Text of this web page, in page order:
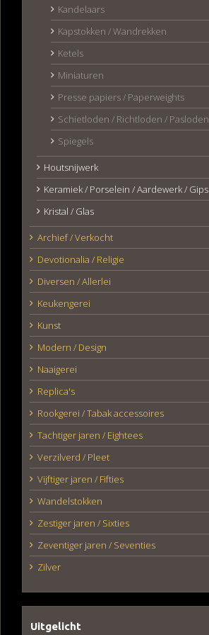
Kandelaars
Kapstokken / Wandrekken
Ketels
Miniaturen
Presse papiers / Paperweights
Schietloden / Richtloden / Pasloden
Spiegels
Houtsnijwerk
Keramiek / Porselein / Aardewerk / Gips
Kristal / Glas
Archief / Verkocht
Devotionalia / Religie
Diversen / Allerlei
Keukengerei
Kunst
Modern / Design
Naaigerei
Replica's
Rookgerei / Tabak accessoires
Tachtiger jaren / Eightees
Verzilverd / Pleet
Vijftiger jaren / Fifties
Wandelstokken
Zestiger jaren / Sixties
Zeventiger jaren / Seventies
Zilver
Uitgelicht